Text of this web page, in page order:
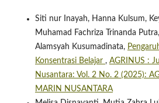
Siti nur Inayah, Hanna Kulsum,
Muhamad Fachriza Trinanda
Alamsyah Kusumadinata,
Konsentrasi Belajar , AGRINUS :
Nusantara: Vol. 2 No. 2 (2025):
MARIN NUSANTARA